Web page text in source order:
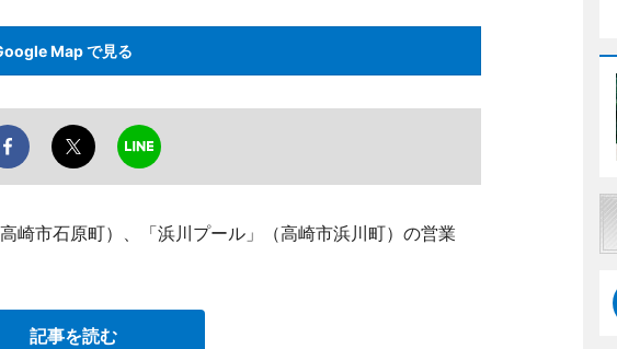
Map で見る
崎市石原町）、「浜川プール」（高崎市浜川町）の営業
記事を読む